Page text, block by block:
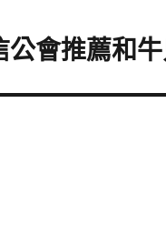
公會推薦和